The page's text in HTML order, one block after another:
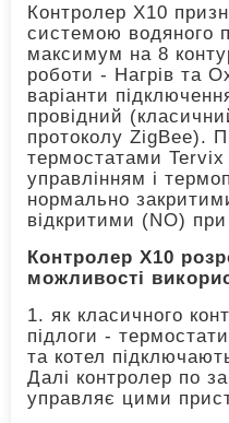
Контролер X10
системою водяного
максимум на 8
роботи - Нагрів та
варіанти
провідний
протоколу ZigBee).
термостатами
управлінням і
нормально
відкритими (NO)
Контролер X10
можливості
1. як класичного
підлоги -
та котел
Далі контролер по
управляє цими